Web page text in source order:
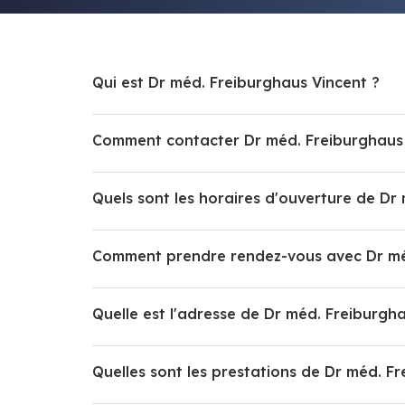
Qui est Dr méd. Freiburghaus Vincent ?
Comment contacter Dr méd.
Quels sont les horaires d'ouverture de Dr
Comment prendre rendez-vous avec Dr
Quelle est l'adresse de Dr méd.
Quelles sont les prestations de Dr méd.